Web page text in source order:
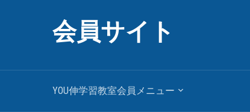
会員サイト
YOU伸学習教室会員メニュー